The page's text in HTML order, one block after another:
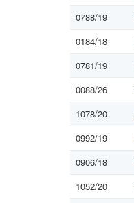
0788/19
0184/18
0781/19
0088/26
1078/20
0992/19
0906/18
1052/20